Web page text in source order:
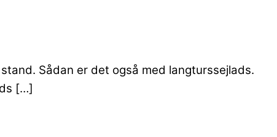
Sådan er det også med langturssejlads.
[…]